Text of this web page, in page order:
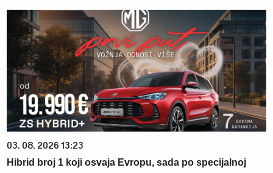
03. 08. 2026 13:23
Hibrid broj 1 koji osvaja Evropu, sada po specijalnoj